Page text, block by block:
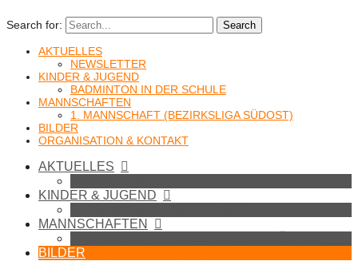
Search for: Search
AKTUELLES
NEWSLETTER
KINDER & JUGEND
BADMINTON IN DER SCHULE
MANNSCHAFTEN
1. MANNSCHAFT (BEZIRKSLIGA SÜDOST)
BILDER
ORGANISATION & KONTAKT
AKTUELLES
KINDER & JUGEND
MANNSCHAFTEN
BILDER